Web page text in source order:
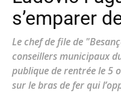
s’emparer
Le chef de file de
conseillers municipaux
publique de rentrée le 5
sur le bras de fer qui